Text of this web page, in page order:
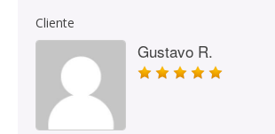
Cliente
Gustavo R.